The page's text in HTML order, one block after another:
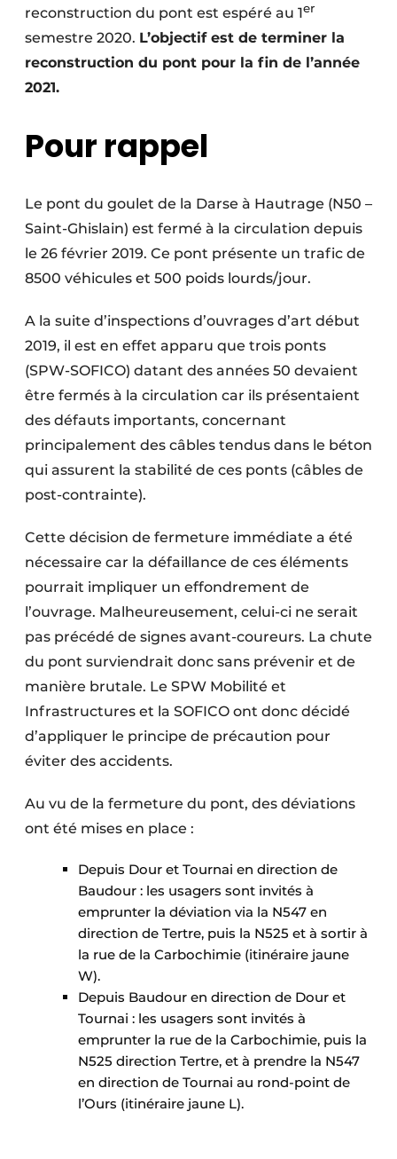
reconstruction du pont est espéré au 1er
semestre 2020. L’objectif est de terminer la
reconstruction du pont pour la fin de l’année
2021.
Pour rappel
Le pont du goulet de la Darse à Hautrage (N50 –
Saint-Ghislain) est fermé à la circulation depuis
le 26 février 2019. Ce pont présente un trafic de
8500 véhicules et 500 poids lourds/jour.
A la suite d’inspections d’ouvrages d’art début
2019, il est en effet apparu que trois ponts
(SPW-SOFICO) datant des années 50 devaient
être fermés à la circulation car ils présentaient
des défauts importants, concernant
principalement des câbles tendus dans le béton
qui assurent la stabilité de ces ponts (câbles de
post-contrainte).
Cette décision de fermeture immédiate a été
nécessaire car la défaillance de ces éléments
pourrait impliquer un effondrement de
l’ouvrage. Malheureusement, celui-ci ne serait
pas précédé de signes avant-coureurs. La chute
du pont surviendrait donc sans prévenir et de
manière brutale. Le SPW Mobilité et
Infrastructures et la SOFICO ont donc décidé
d’appliquer le principe de précaution pour
éviter des accidents.
Au vu de la fermeture du pont, des déviations
ont été mises en place :
Depuis Dour et Tournai en direction de
Baudour : les usagers sont invités à
emprunter la déviation via la N547 en
direction de Tertre, puis la N525 et à sortir à
la rue de la Carbochimie (itinéraire jaune
W).
Depuis Baudour en direction de Dour et
Tournai : les usagers sont invités à
emprunter la rue de la Carbochimie, puis la
N525 direction Tertre, et à prendre la N547
en direction de Tournai au rond-point de
l’Ours (itinéraire jaune L).